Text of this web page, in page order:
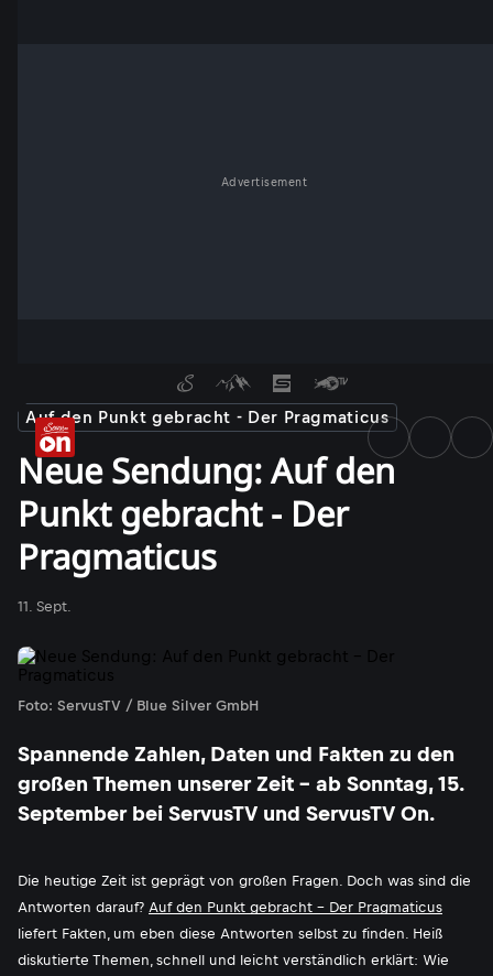
Advertisement
Auf den Punkt gebracht - Der Pragmaticus
Neue Sendung: Auf den
Punkt gebracht - Der
Pragmaticus
11. Sept.
Foto: ServusTV / Blue Silver GmbH
Spannende Zahlen, Daten und Fakten zu den
großen Themen unserer Zeit - ab Sonntag, 15.
September bei ServusTV und ServusTV On.
Die heutige Zeit ist geprägt von großen Fragen. Doch was sind die
Antworten darauf? Auf den Punkt gebracht - Der Pragmaticus
liefert Fakten, um eben diese Antworten selbst zu finden. Heiß
diskutierte Themen, schnell und leicht verständlich erklärt: Wie